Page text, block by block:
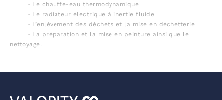
◦ Le chauffe-eau thermodynamique
◦ Le radiateur électrique à inertie fluide
◦ L’enlèvement des déchets et la mise en déchetterie
◦ La préparation et la mise en peinture ainsi que le
nettoyage.